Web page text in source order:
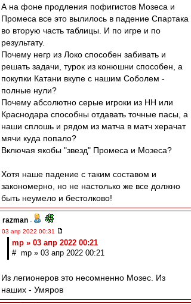
А на фоне продления пофигистов Мозеса и
Промеса все это вылилось в падение Спартака
во вторую часть таблицы. И по игре и по
результату.
Почему негр из Локо способен забивать и
решать задачи, турок из конюшни способен, а
покупки Катани вкупе с нашим Соболем -
полные нули?
Почему абсолютно серые игроки из НН или
Краснодара способны отдавать точные пасы, а
наши сплошь и рядом из матча в матч херачат
мячи куда попало?
Включая якобы "звезд" Промеса и Мозеса?
Хотя наше падение с таким составом и
закономерно, но не настолько же все должно
быть неумело и бестолково!
razman -
03 апр 2022 00:31
mp » 03 апр 2022 00:21
# mp » 03 апр 2022 00:21
Из легионеров это несомненно Мозес. Из
наших - Умяров